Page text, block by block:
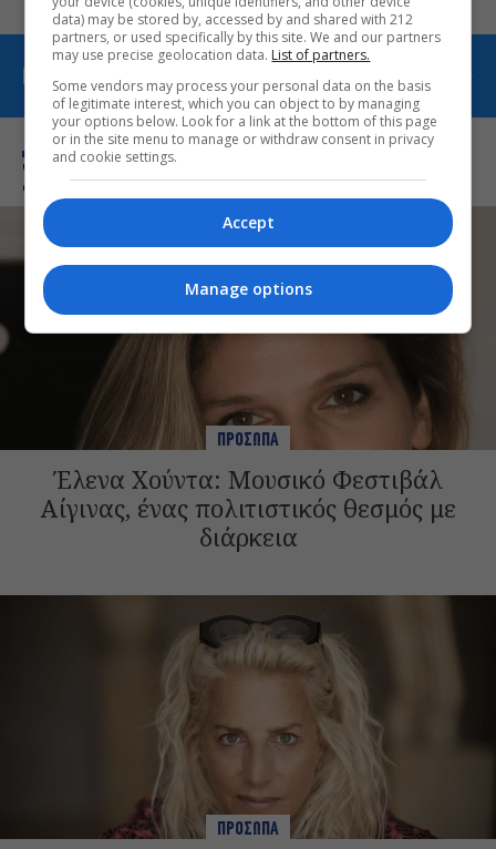
ΠΕΡΙΣΣΟΤΕΡΑ ΑΠΟ ΠΡΟΣΩΠΑ
Σχετικά Θέματα
ΠΡΟΣΩΠΑ
Έλενα Χούντα: Μουσικό Φεστιβάλ
Αίγινας, ένας πολιτιστικός θεσμός με
διάρκεια
ΠΡΟΣΩΠΑ
data) may be stored by, accessed by and shared with 212
partners, or used specifically by this site. We and our partners
may use precise geolocation data. List of partners.
Some vendors may process your personal data on the basis
of legitimate interest, which you can object to by managing
your options below. Look for a link at the bottom of this page
or in the site menu to manage or withdraw consent in privacy
and cookie settings.
Accept
Manage options